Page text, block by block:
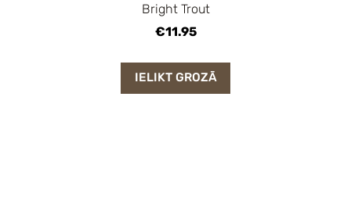
Bright Trout
€11.95
IELIKT GROZĀ